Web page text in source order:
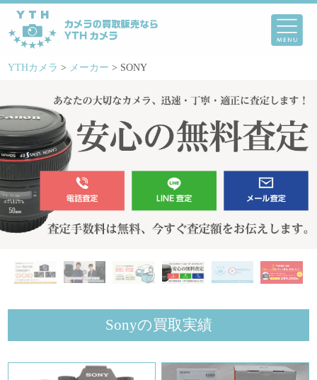
YTHカメラ > メーカー > SONY
Sonyの買取実績